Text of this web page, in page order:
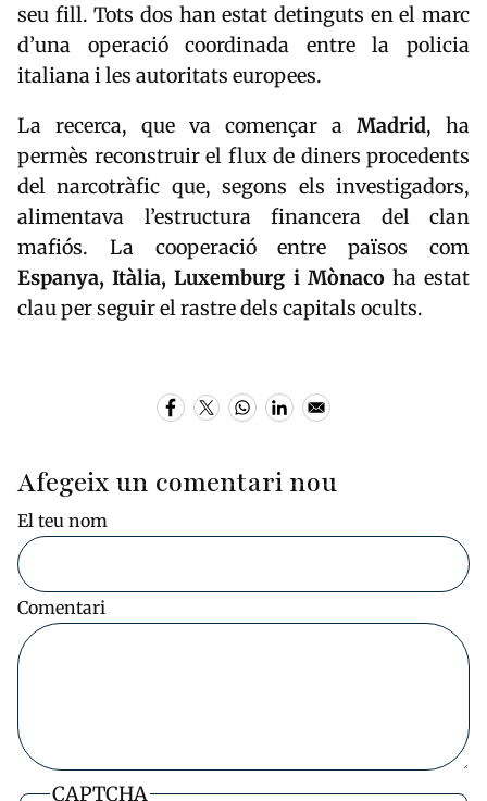
seu fill. Tots dos han estat detinguts en el marc
d’una operació coordinada entre la policia
italiana i les autoritats europees.
La recerca, que va començar a Madrid, ha
permès reconstruir el flux de diners procedents
del narcotràfic que, segons els investigadors,
alimentava l’estructura financera del clan
mafiós. La cooperació entre països com
Espanya, Itàlia, Luxemburg i Mònaco ha estat
clau per seguir el rastre dels capitals ocults.
Afegeix un comentari nou
El teu nom
Comentari
CAPTCHA